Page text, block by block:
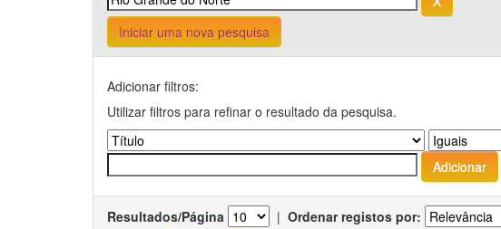
Iniciar uma nova pesquisa
Adicionar filtros:
Utilizar filtros para refinar o resultado da pesquisa.
Resultados/Página | Ordenar registos por: